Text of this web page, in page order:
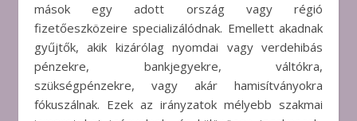
mások egy adott ország vagy régió
fizetőeszközeire specializálódnak. Emellett akadnak
gyűjtők, akik kizárólag nyomdai vagy verdehibás
pénzekre, bankjegyekre, váltókra,
szükségpénzekre, vagy akár hamisítványokra
fókuszálnak. Ezek az irányzatok mélyebb szakmai